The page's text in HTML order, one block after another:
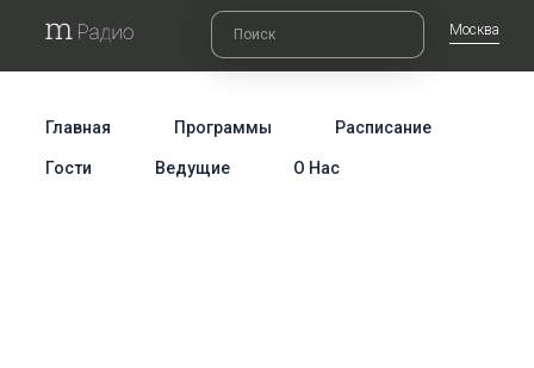
Москва
Главная Программы Расписание
Гости Ведущие О Нас